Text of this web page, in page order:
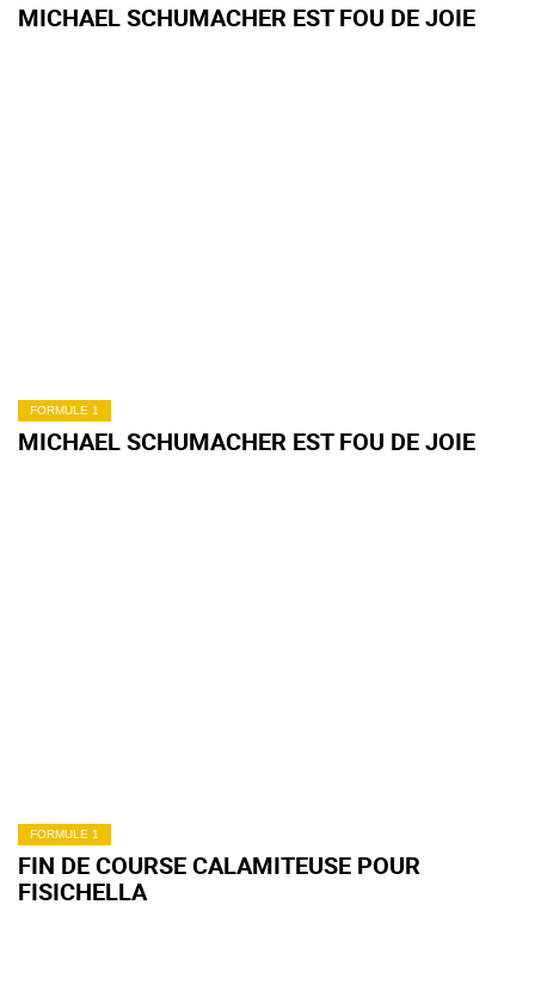
MICHAEL SCHUMACHER EST FOU DE JOIE
FORMULE 1
MICHAEL SCHUMACHER EST FOU DE JOIE
FORMULE 1
FIN DE COURSE CALAMITEUSE POUR
FISICHELLA